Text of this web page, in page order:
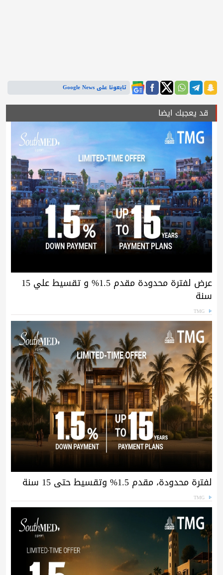
تابعونا على Google News
قد يعجبك ايضا
عرض لفترة محدودة مقدم 1.5% و تقسيط علي 15
سنة
TMG
لفترة محدودة، مقدم 1.5% وتقسيط حتى 15 سنة
TMG